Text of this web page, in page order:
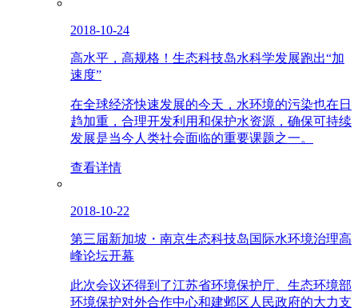
2018-10-24
高水平，高规格！生态科技岛水科学发展跑出“加
速度”
在全球经济快速发展的今天，水环境的污染也在日
趋加重，合理开发利用和保护水资源，确保可持续
发展是当今人类社会面临的重要课题之一。
查看详情
2018-10-22
第三届新加坡・南京生态科技岛国际水环境治理高
峰论坛开幕
此次会议还得到了江苏省环境保护厅、生态环境部
环境保护对外合作中心和建邺区人民政府的大力支